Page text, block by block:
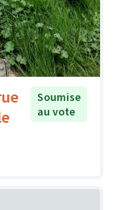
Soumise
au vote